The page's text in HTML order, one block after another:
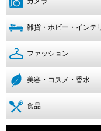
雑貨・ホビー・インテ
ファッション
美容・コスメ・香水
食品